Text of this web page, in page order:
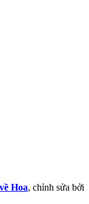
Hoa, chỉnh sửa bởi